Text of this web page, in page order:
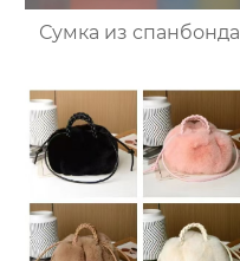
Сумка из спанбонда